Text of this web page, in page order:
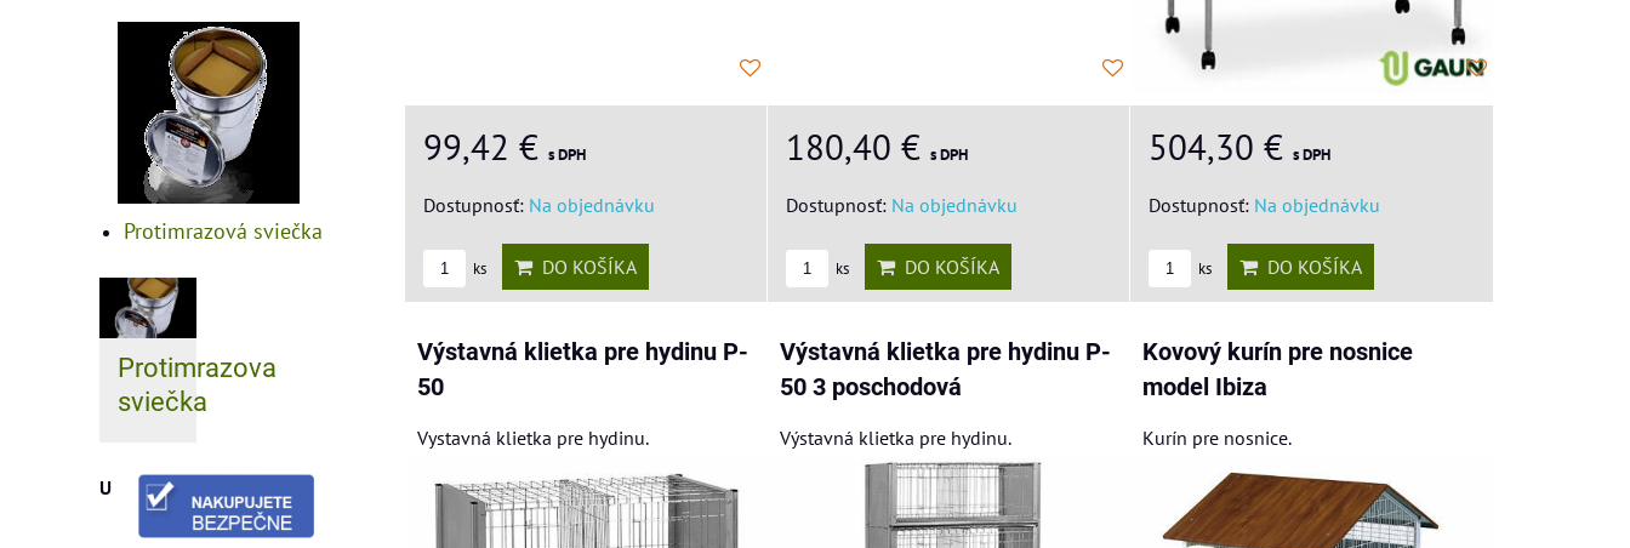
99,42 € s DPH
Dostupnosť: Na objednávku
ks DO KOŠÍKA
180,40 € s DPH
Dostupnosť: Na objednávku
ks DO KOŠÍKA
504,30 €s DPH
Dostupnosť: Na objednávku
ks DO KOŠÍKA
Výstavná klietka pre hydinu P-
50
Vystavná klietka pre hydinu.
Výstavná klietka pre hydinu P-
50 3 poschodová
Výstavná klietka pre hydinu.
Kovový kurín pre nosnice
model Ibiza
Kurín pre nosnice.
Protimrazová sviečka
Protimrazova
sviečka
U